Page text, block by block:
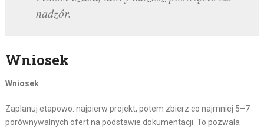
nadzór.
Wniosek
Wniosek
Zaplanuj etapowo: najpierw projekt, potem zbierz co najmniej 5–7
porównywalnych ofert na podstawie dokumentacji. To pozwala